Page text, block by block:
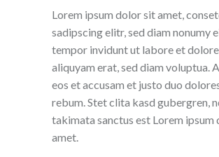
Lorem ipsum dolor sit amet,
sadipscing elitr, sed diam nonumy
tempor invidunt ut labore et
aliquyam erat, sed diam voluptua.
eos et accusam et justo duo
rebum. Stet clita kasd gubergren,
takimata sanctus est Lorem ipsum
amet.